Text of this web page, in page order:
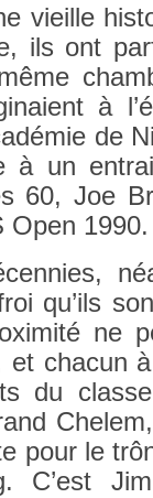
vieil­le
ils ont
à
de
à un
60, Joe
Open 1990.
qu’ils
ne
et chacun
du
pour le
C’est